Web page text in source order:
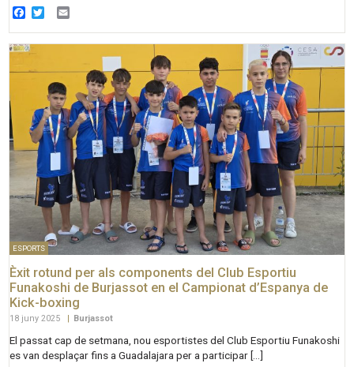
Facebook
Twitter
ESPORTS
Èxit rotund per als components del Club Esportiu
Funakoshi de Burjassot en el Campionat d’Espanya de
Kick-boxing
18 juny 2025 Burjassot
El passat cap de setmana, nou esportistes del Club Esportiu Funakoshi
es van desplaçar fins a Guadalajara per a participar […]